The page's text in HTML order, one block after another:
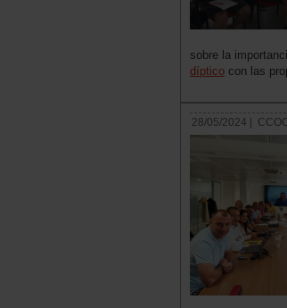
sobre la
díptico con las
28/05/2024 |